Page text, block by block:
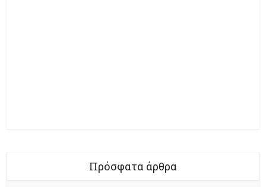
Πρόσφατα άρθρα